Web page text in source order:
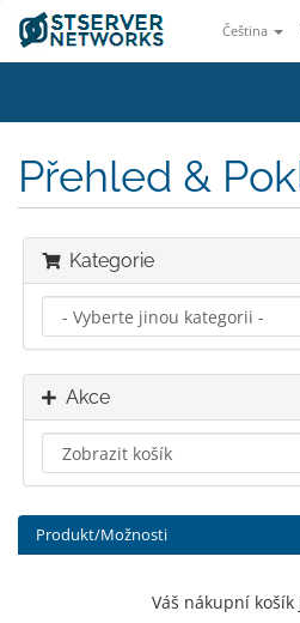
Čeština
Přehled &
Kategorie
Akce
Produkt/Možnosti
Váš nákupní